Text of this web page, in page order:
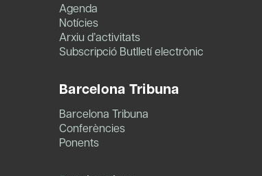
Agenda
Notícies
Arxiu d’activitats
Subscripció Butlletí electrònic
Barcelona Tribuna
Barcelona Tribuna
Conferències
Ponents